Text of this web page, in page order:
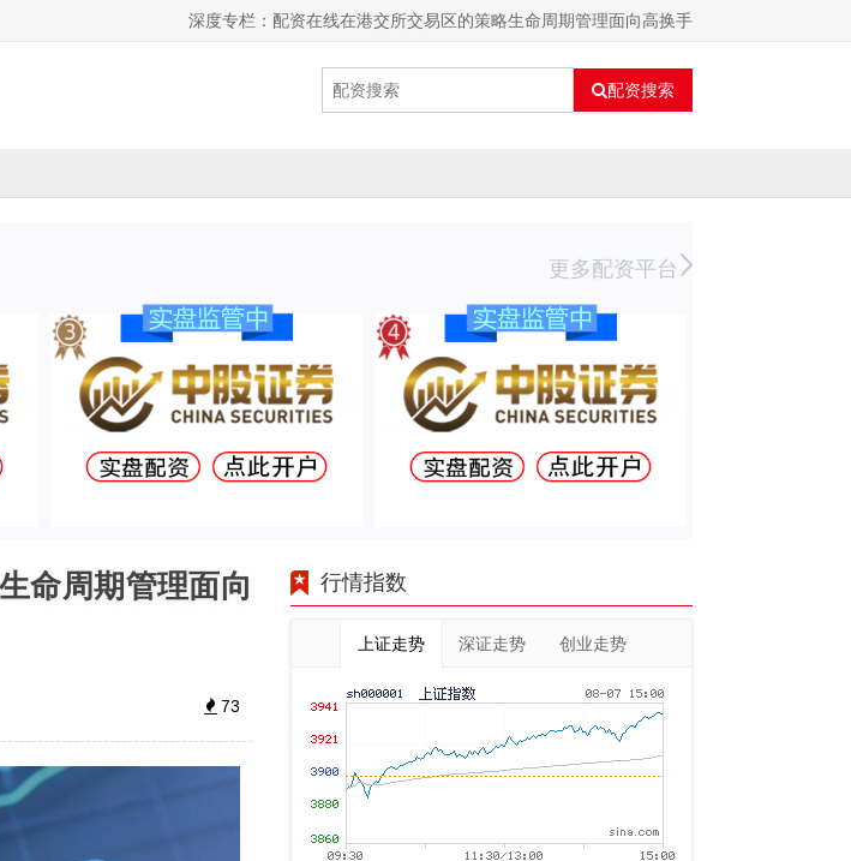
深度专栏：配资在线在港交所交易区的策略生命周期管理面向高换手
配资搜索
更多配资平台
命周期管理面向
73
行情指数
上证走势 深证走势 创业走势